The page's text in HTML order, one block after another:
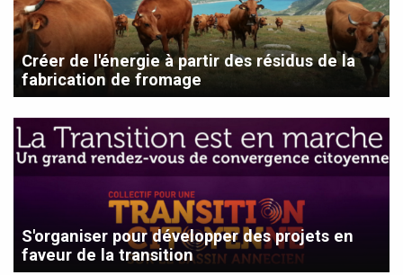
Créer de l'énergie à partir des résidus de la
fabrication de fromage
S'organiser pour développer des projets en
faveur de la transition